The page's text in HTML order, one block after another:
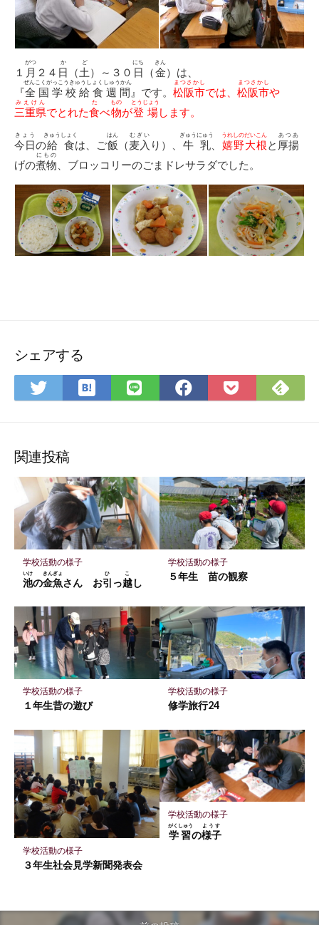
１ 月
がつ
２４ 日
か
（土
ど
）～３０ 日
にち
（金
きん
）は、
『全国学校給食週間
ぜんこくがっこうきゅうしょくしゅうかん
』です。 松阪市
まつさかし
では、 松阪市
まつさかし
や
三重県
みえけん
でとれた食
た
べ物
もの
が登場
とうじょう
します。
今日
きょう
の給食
きゅうしょく
は、ご飯
はん
（麦入
むぎい
り）、 牛乳
ぎゅうにゅう
嬉野大根
うれしのだいこん
と 厚揚
あつあ
げの煮物
にもの
、ブロッコリーのごまドレサラダでした。
シェアする
Twitter
ェ
ア
は
ッ
ク
マ
ー
ク
に
保
存
LINE
ア
Facebook
ア
Pocket
Feedly
関連投稿
学校活動の様子
池
いけ
の金魚
きんぎょ
さん お引
ひ
っ越
こ
し
学校活動の様子
５年生 苗の観察
学校活動の様子
１年生昔の遊び
学校活動の様子
修学旅行24
学校活動の様子
３年生社会見学新聞発表会
学校活動の様子
学習
がくしゅう
の様子
ようす